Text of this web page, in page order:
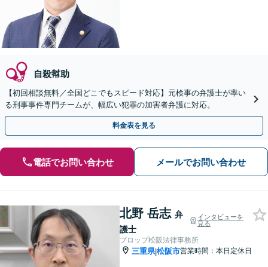
自殺幇助
【初回相談無料／全国どこでもスピード対応】元検事の弁護士が率い
る刑事事件専門チームが、幅広い犯罪の加害者弁護に対応。
料金表を見る
電話でお問い合わせ メールでお問い合わせ
北野 岳志 弁
護士
インタビューを
見る
プロップ松阪法律事務所
三重県|松阪市営業時間：本日定休日